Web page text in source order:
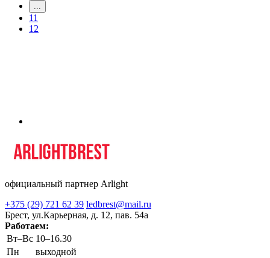
11
12
официальный партнер Arlight
+375 (29) 721 62 39 ledbrest@mail.ru
Брест, ул.Карьерная, д. 12, пав. 54а
Работаем:
Вт–Вс 10–16.30
Пн
выходной